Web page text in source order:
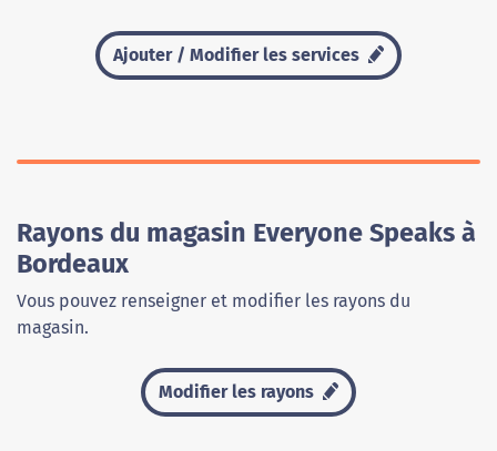
Ajouter / Modifier les services
Rayons du magasin Everyone Speaks à
Bordeaux
Vous pouvez renseigner et modifier les rayons du
magasin.
Modifier les rayons